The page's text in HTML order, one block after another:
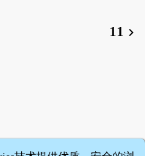
11 chevron_right